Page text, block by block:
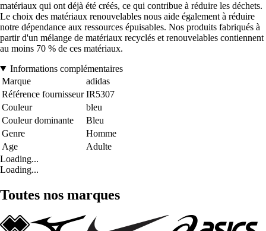
matériaux qui ont déjà été créés, ce qui contribue à réduire les déchets.
Le choix des matériaux renouvelables nous aide également à réduire
notre dépendance aux ressources épuisables. Nos produits fabriqués à
partir d'un mélange de matériaux recyclés et renouvelables contiennent
au moins 70 % de ces matériaux.
Informations complémentaires
Marque
adidas
Référence fournisseur IR5307
Couleur
bleu
Couleur dominante
Bleu
Genre
Homme
Age
Adulte
Loading...
Loading...
Toutes nos marques